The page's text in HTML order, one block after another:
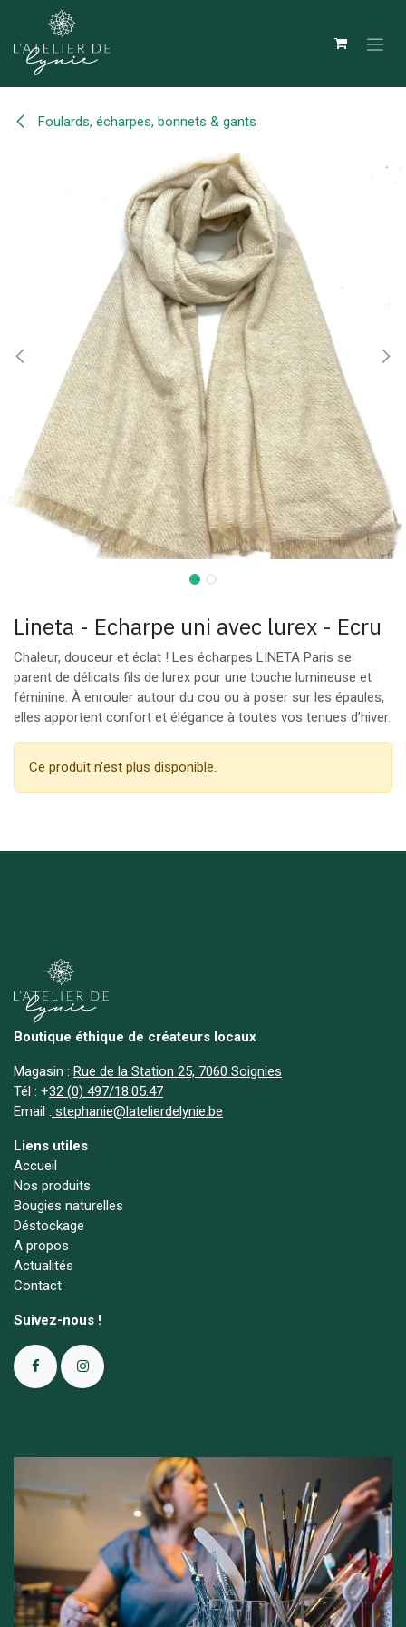
Se rendre au contenu
Foulards, écharpes, bonnets & gants
Lineta - Echarpe uni avec lurex - Ecru
Chaleur, douceur et éclat ! Les écharpes LINETA Paris se
parent de délicats fils de lurex pour une touche lumineuse et
féminine. À enrouler autour du cou ou à poser sur les épaules,
elles apportent confort et élégance à toutes vos tenues d’hiver.
Ce produit n'est plus disponible.
Boutique éthique de créateurs locaux
Magasin : Rue de la Station 25, 7060 Soignies
Tél : +32 (0) 497/18.05.47
Email : stephanie@latelierdelynie.be
Liens utiles
Accueil
Nos produits
Bougies naturelles
Déstockage
A propos
Actualités
Contact
Suivez-nous !